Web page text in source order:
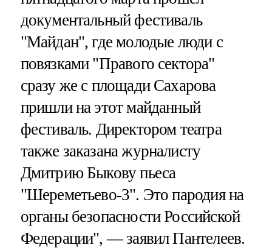
документальный фестиваль
"Майдан", где молодые люди с
повязками "Правого сектора"
сразу же с площади Сахарова
пришли на этот майданный
фестиваль. Директором театра
также заказана журналисту
Дмитрию Быкову пьеса
"Шереметьево-3". Это пародия на
органы безопасности Российской
Федерации", — заявил Пантелеев.